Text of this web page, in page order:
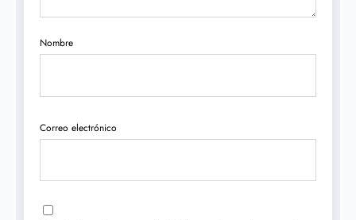
Nombre
Correo electrónico